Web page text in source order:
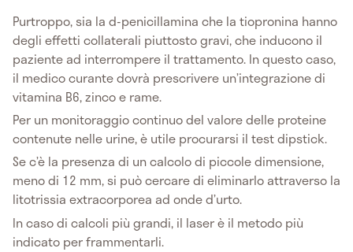
Purtroppo, sia la d-penicillamina che la tiopronina hanno
degli effetti collaterali piuttosto gravi, che inducono il
paziente ad interrompere il trattamento. In questo caso,
il medico curante dovrà prescrivere un’integrazione di
vitamina B6, zinco e rame.
Per un monitoraggio continuo del valore delle proteine
contenute nelle urine, è utile procurarsi il test dipstick.
Se c’è la presenza di un calcolo di piccole dimensione,
meno di 12 mm, si può cercare di eliminarlo attraverso la
litotrissia extracorporea ad onde d’urto.
In caso di calcoli più grandi, il laser è il metodo più
indicato per frammentarli.